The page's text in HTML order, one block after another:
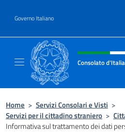
Governo Italiano
Intestazione sito,
Consolato
Home > Servizi Consolari e Visti >
Servizi per il cittadino straniero >
Informativa sul trattamento dei dati